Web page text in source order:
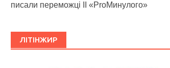
писали переможці ІІ «ProМинулого»
ЛІТІНЖИР